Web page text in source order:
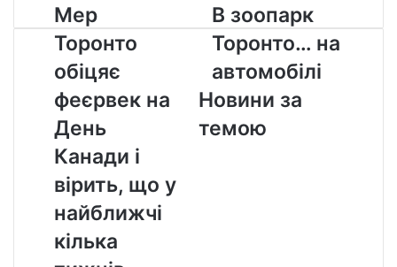
Мер
Торонто
обіцяє
феєрвек
на
День
Канади
і
вірить,
що
у
найближчі
кілька
тижнів
Мер
Торонто
обіцяє
феєрвек на
День
Канади і
вірить, що у
найближчі
кілька
В
зоопарк
Торонто…
на
автомобілі
В зоопарк
Торонто… на
автомобілі
Новини за
темою